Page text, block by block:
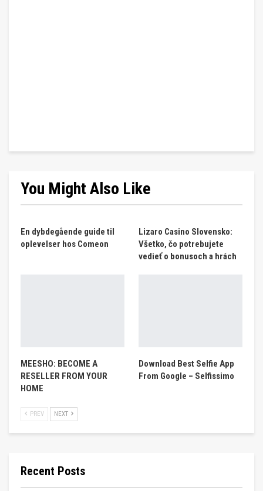
You Might Also Like
En dybdegående guide til
oplevelser hos Comeon
Lizaro Casino Slovensko:
Všetko, čo potrebujete
vedieť o bonusoch a hrách
MEESHO: BECOME A
RESELLER FROM YOUR
HOME
Download Best Selfie App
From Google – Selfissimo
PREV NEXT
Recent Posts